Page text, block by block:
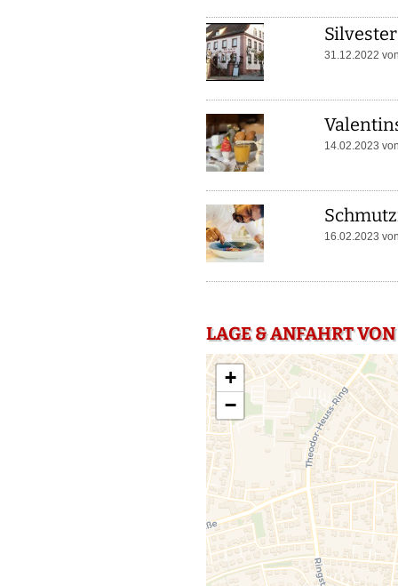
31.12.2022
14.02.2023
16.02.2023
LAGE & ANFAHRT
+
−